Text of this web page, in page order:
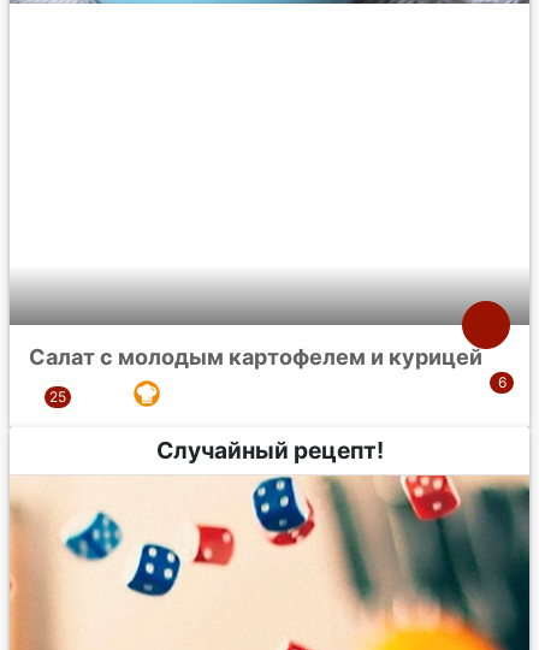
Салат с молодым картофелем и курицей
Случайный рецепт!